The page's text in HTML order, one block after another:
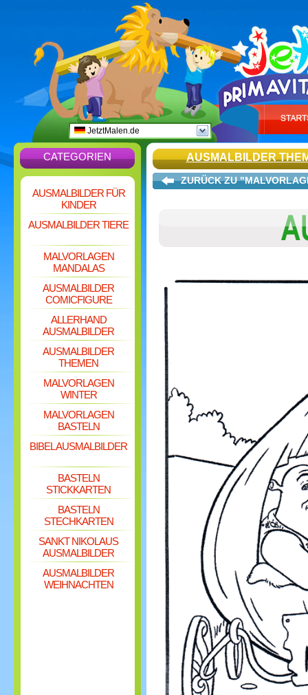
JetztMalen.de
CATEGORIEN
AUSMALBILDER FÜR
KINDER
AUSMALBILDER TIERE
MALVORLAGEN
MANDALAS
AUSMALBILDER
COMICFIGURE
ALLERHAND
AUSMALBILDER
AUSMALBILDER
THEMEN
MALVORLAGEN
WINTER
MALVORLAGEN
BASTELN
BIBEL AUSMALBILDER
BASTELN
STICKKARTEN
BASTELN
STECHKARTEN
SANKT NIKOLAUS
AUSMALBILDER
AUSMALBILDER
WEIHNACHTEN
AUSMALBILDER
ZURÜCK ZU